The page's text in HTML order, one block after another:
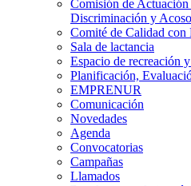
Comisión de
Discriminación y Acoso
Comité de Calidad con
Sala de lactancia
Espacio de recreación
Planificación,
EMPRENUR
Comunicación
Novedades
Agenda
Convocatorias
Campañas
Llamados